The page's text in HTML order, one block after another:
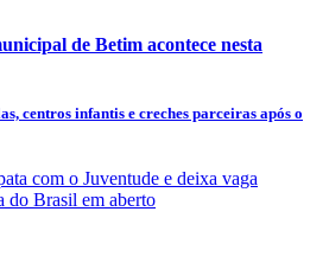
de Betim acontece nesta
centros infantis e creches parceiras após o